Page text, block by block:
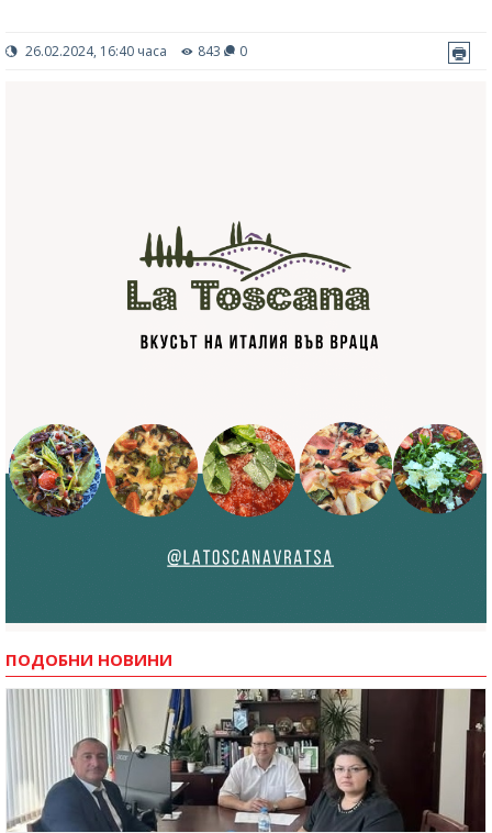
26.02.2024, 16:40 часа 843 0
ПОДОБНИ НОВИНИ